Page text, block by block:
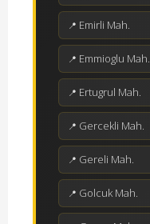
Emirli Mah.
Emmioglu Mah.
Ertugrul Mah.
Gercekli Mah.
Gereli Mah.
Golcuk Mah.